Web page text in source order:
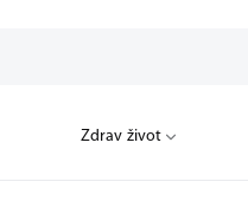
Zdrav život